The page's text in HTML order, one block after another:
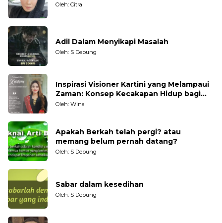
Oleh: Citra
Adil Dalam Menyikapi Masalah
Oleh: S Depung
Inspirasi Visioner Kartini yang Melampaui
Zaman: Konsep Kecakapan Hidup bagi
Generasi Muda
Oleh: Wina
Apakah Berkah telah pergi? atau
memang belum pernah datang?
Oleh: S Depung
Sabar dalam kesedihan
Oleh: S Depung